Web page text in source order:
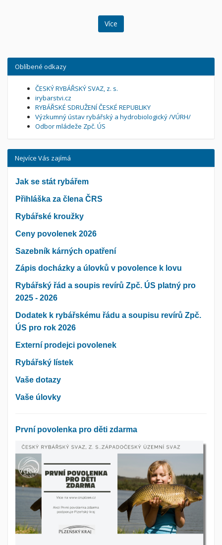
Více
Oblíbené odkazy
ČESKÝ RYBÁŘSKÝ SVAZ, z. s.
irybarstvi.cz
RYBÁŘSKÉ SDRUŽENÍ ČESKÉ REPUBLIKY
Výzkumný ústav rybářský a hydrobiologický /VÚRH/
Odbor mládeže Zpč. ÚS
Nejvíce Vás zajímá
Jak se stát rybářem
Přihláška za člena ČRS
Rybářské kroužky
Ceny povolenek 2026
Sazebník kárných opatření
Zápis docházky a úlovků v povolence k lovu
Rybářský řád a soupis revírů Zpč. ÚS platný pro
2025 - 2026
Dodatek k rybářskému řádu a soupisu revírů Zpč.
ÚS pro rok 2026
Externí prodejci povolenek
Rybářský lístek
Vaše dotazy
Vaše úlovky
První povolenka pro děti zdarma